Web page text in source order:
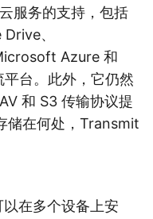
服务的支持，包括
、
Azure 和
台。此外，它仍然
和 S3 传输协议提
储在何处，Transmit
在多个设备上安